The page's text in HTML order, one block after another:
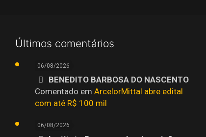
Últimos comentários
06/08/2026
BENEDITO BARBOSA DO NASCENTO
Comentado em ArcelorMittal abre edital
com até R$ 100 mil
06/08/2026